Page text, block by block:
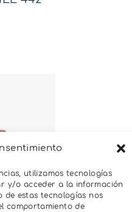
utilizamos tecnologías
y/o acceder a la información
de estas tecnologías nos
comportamiento de